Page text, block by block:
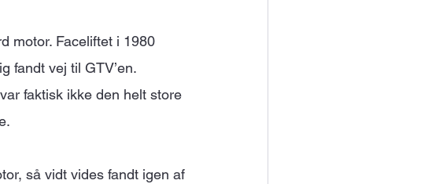
motor. Faceliftet i 1980
fandt vej til GTV’en.
faktisk ikke den helt store
så vidt vides fandt igen af